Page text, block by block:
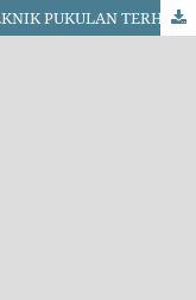
PENGARUH LATIHAN POLA STROKE TEKNIK PUKULAN TERHADAP KEMAMPUAN SMASH BULUTANGKIS PADA PB. TARUNA JAYA PAGUTAN MATARAM